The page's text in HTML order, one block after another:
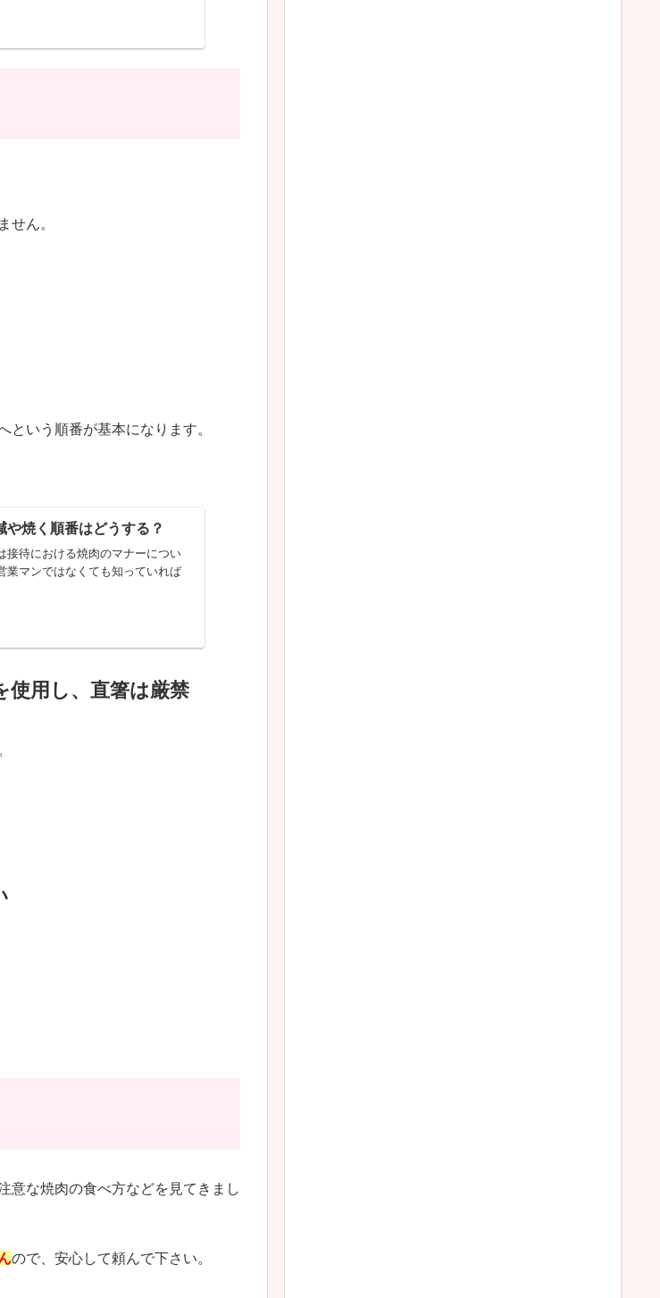
せん。
いう順番が基本になります。
焼く順番はどうする？
接待における焼肉のマナーについ
業マンではなくても知っていれば
用し、直箸は厳禁
意な焼肉の食べ方などを見てきまし
ので、安心して頼んで下さい。